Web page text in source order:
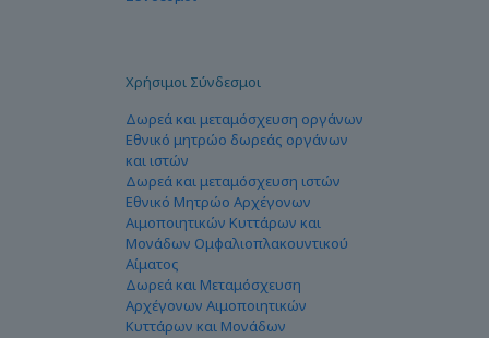
Χρήσιμοι Σύνδεσμοι
Δωρεά και μεταμόσχευση οργάνων
Εθνικό μητρώο δωρεάς οργάνων
και ιστών
Δωρεά και μεταμόσχευση ιστών
Εθνικό Μητρώο Αρχέγονων
Αιμοποιητικών Κυττάρων και
Μονάδων Ομφαλιοπλακουντικού
Αίματος
Δωρεά και Μεταμόσχευση
Αρχέγονων Αιμοποιητικών
Κυττάρων και Μονάδων